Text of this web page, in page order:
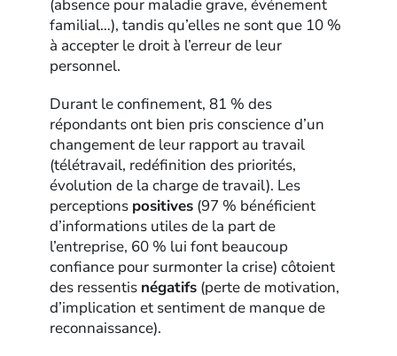
(absence pour maladie grave, événement
familial…), tandis qu’elles ne sont que 10 %
à accepter le droit à l’erreur de leur
personnel.
Durant le confinement, 81 % des
répondants ont bien pris conscience d’un
changement de leur rapport au travail
(télétravail, redéfinition des priorités,
évolution de la charge de travail). Les
perceptions positives (97 % bénéficient
d’informations utiles de la part de
l’entreprise, 60 % lui font beaucoup
confiance pour surmonter la crise) côtoient
des ressentis négatifs (perte de motivation,
d’implication et sentiment de manque de
reconnaissance).